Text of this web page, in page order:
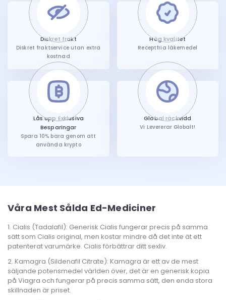
Diskret frakt
Diskret fraktservice utan extra
kostnad
Hög kvalitet
Receptfria läkemedel
Lås upp Exklusiva
Besparingar
Spara 10% bara genom att
använda krypto
Global räckvidd
Vi Levererar Globalt!
Våra Mest Sålda Ed-Mediciner
Cialis (Tadalafil): Generisk Cialis fungerar precis på samma
sätt som Cialis original, men kostar mindre då det inte ät ett
patenterat varumärke. Cialis förbättrar ditt sexliv.
Kamagra (Sildenafil Citrate): Kamagra är ett av de mest
säljande potensmedel världen över, det är en generisk kopia
på Viagra och fungerar på precis samma sätt, den enda stora
skillnaden är priset.